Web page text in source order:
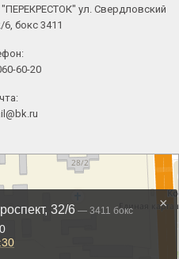
ул. Свердловский
бокс 3411
60-20